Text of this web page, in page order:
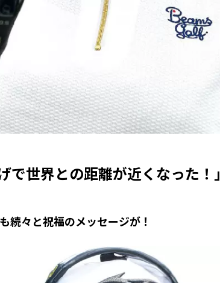
で世界との距離が近くなった！」
続々と祝福のメッセージが！